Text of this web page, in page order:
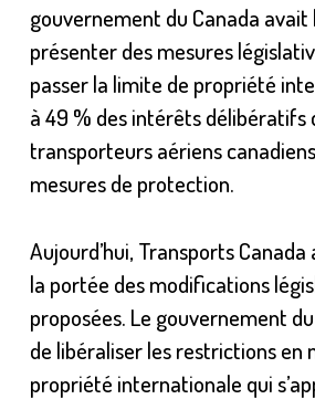
gouvernement du Canada avait
présenter des mesures
passer la limite de propriété
à 49 % des intérêts délibératifs
transporteurs aériens
mesures de protection.
Aujourd’hui, Transports
la portée des modifications
proposées. Le gouvernement
de libéraliser les restrictions en
propriété internationale qui